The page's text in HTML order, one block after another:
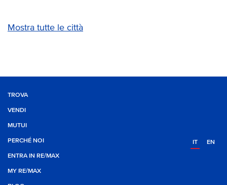
Mostra tutte le città
TROVA
VENDI
MUTUI
PERCHÉ NOI
ENTRA IN RE/MAX
MY RE/MAX
IT EN